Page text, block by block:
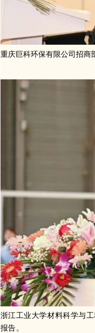
重庆巨科环保有限公司招商
浙江工业大学材料科学与
报告。